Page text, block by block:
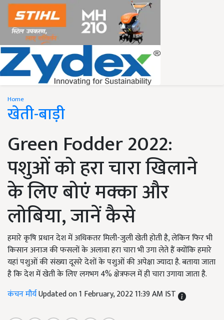
Home
खेती-बाड़ी
Green Fodder 2022:
पशुओं को हरा चारा खिलाने
के लिए बोएं मक्का और
लोबिया, जानें कैसे
हमारे कृषि प्रधान देश में अधिकतर मिली-जुली खेती होती है, लेकिन फिर भी
किसान अनाज की फसलों के अलावा हरा चारा भी उगा लेते हैं क्योंकि हमारे
यहां पशुओं की संख्या दूसरे देशों के पशुओं की अपेक्षा ज्यादा है. बताया जाता
है कि देश में खेती के लिए लगभग 4% क्षेत्रफल में ही चारा उगाया जाता है.
कंचन मौर्यUpdated on 1 February, 2022 11:39 AM IST